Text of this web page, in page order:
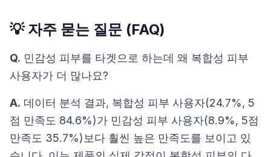
💡 자주 묻는 질문 (FAQ)
Q. 민감성 피부를 타겟으로 하는데 왜 복합성 피부
사용자가 더 많나요?
A. 데이터 분석 결과, 복합성 피부 사용자(24.7%, 5
점 만족도 84.6%)가 민감성 피부 사용자(8.9%, 5점
만족도 35.7%)보다 훨씬 높은 만족도를 보이고 있